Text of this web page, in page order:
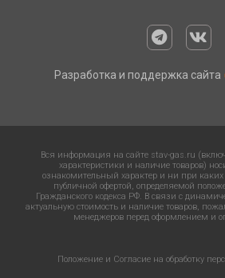
Разработка и поддержка сайта
Вся информация на сайте stav-gas.ru
характеристики и наличие товаров)
ознакомительный характер и ни при каких
публичной офертой, определяемой
Гражданского кодекса РФ. В связи с
актуальную стоимость и наличие товаров,
менеджеров перед оформлением и
Положение и Согласие на обработку